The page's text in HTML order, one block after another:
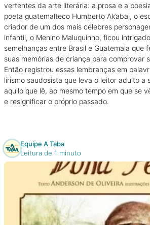
Colunas
Conteúdos
Colecionáveis
Cursos On line
Eventos
Podcast
Assine
vertentes da arte literária: a prosa e a
poeta guatemalteco Humberto Ak’abal, o
criador de um dos mais célebres
infantil, o Menino Maluquinho, ficou
semelhanças entre Brasil e Guatemala que
suas memórias de criança para comprovar
Então registrou essas lembranças em
lirismo saudosista que leva o leitor adulto a
aquilo que lê, ao mesmo tempo em que se
e resignificar o próprio passado.
Equipe A Taba
Leitura de 1 minuto